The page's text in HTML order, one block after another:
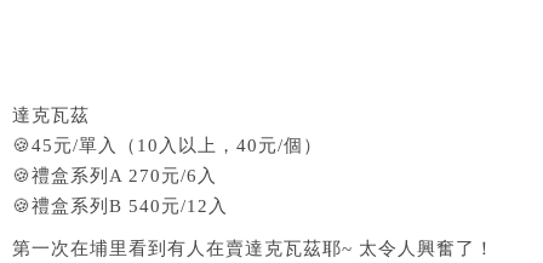
達克瓦茲
🍪45元/單入（10入以上，40元/個）
🍪禮盒系列A 270元/6入
🍪禮盒系列B 540元/12入
第一次在埔里看到有人在賣達克瓦茲耶~ 太令人興奮了！